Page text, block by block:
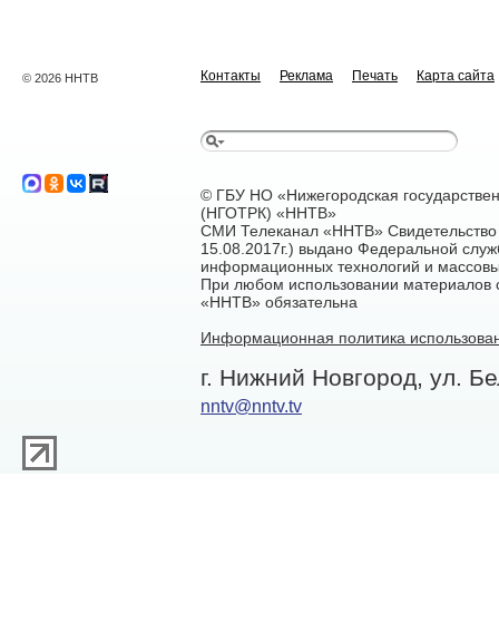
© 2026 ННТВ Контакты Реклама Печать Карта сайта
© ГБУ НО «Нижегородская
(НГОТРК) «ННТВ»
СМИ Телеканал «ННТВ»
15.08.2017г.) выдано Федеральной
информационных технологий и
При любом использовании материалов
«ННТВ» обязательна
Информационная политика
г. Нижний Новгород, ул.
nntv@nntv.tv